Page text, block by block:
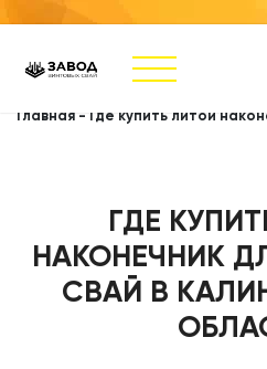
Главная - Где купить литой
ГДЕ
НАКОНЕЧНИК
СВАЙ В